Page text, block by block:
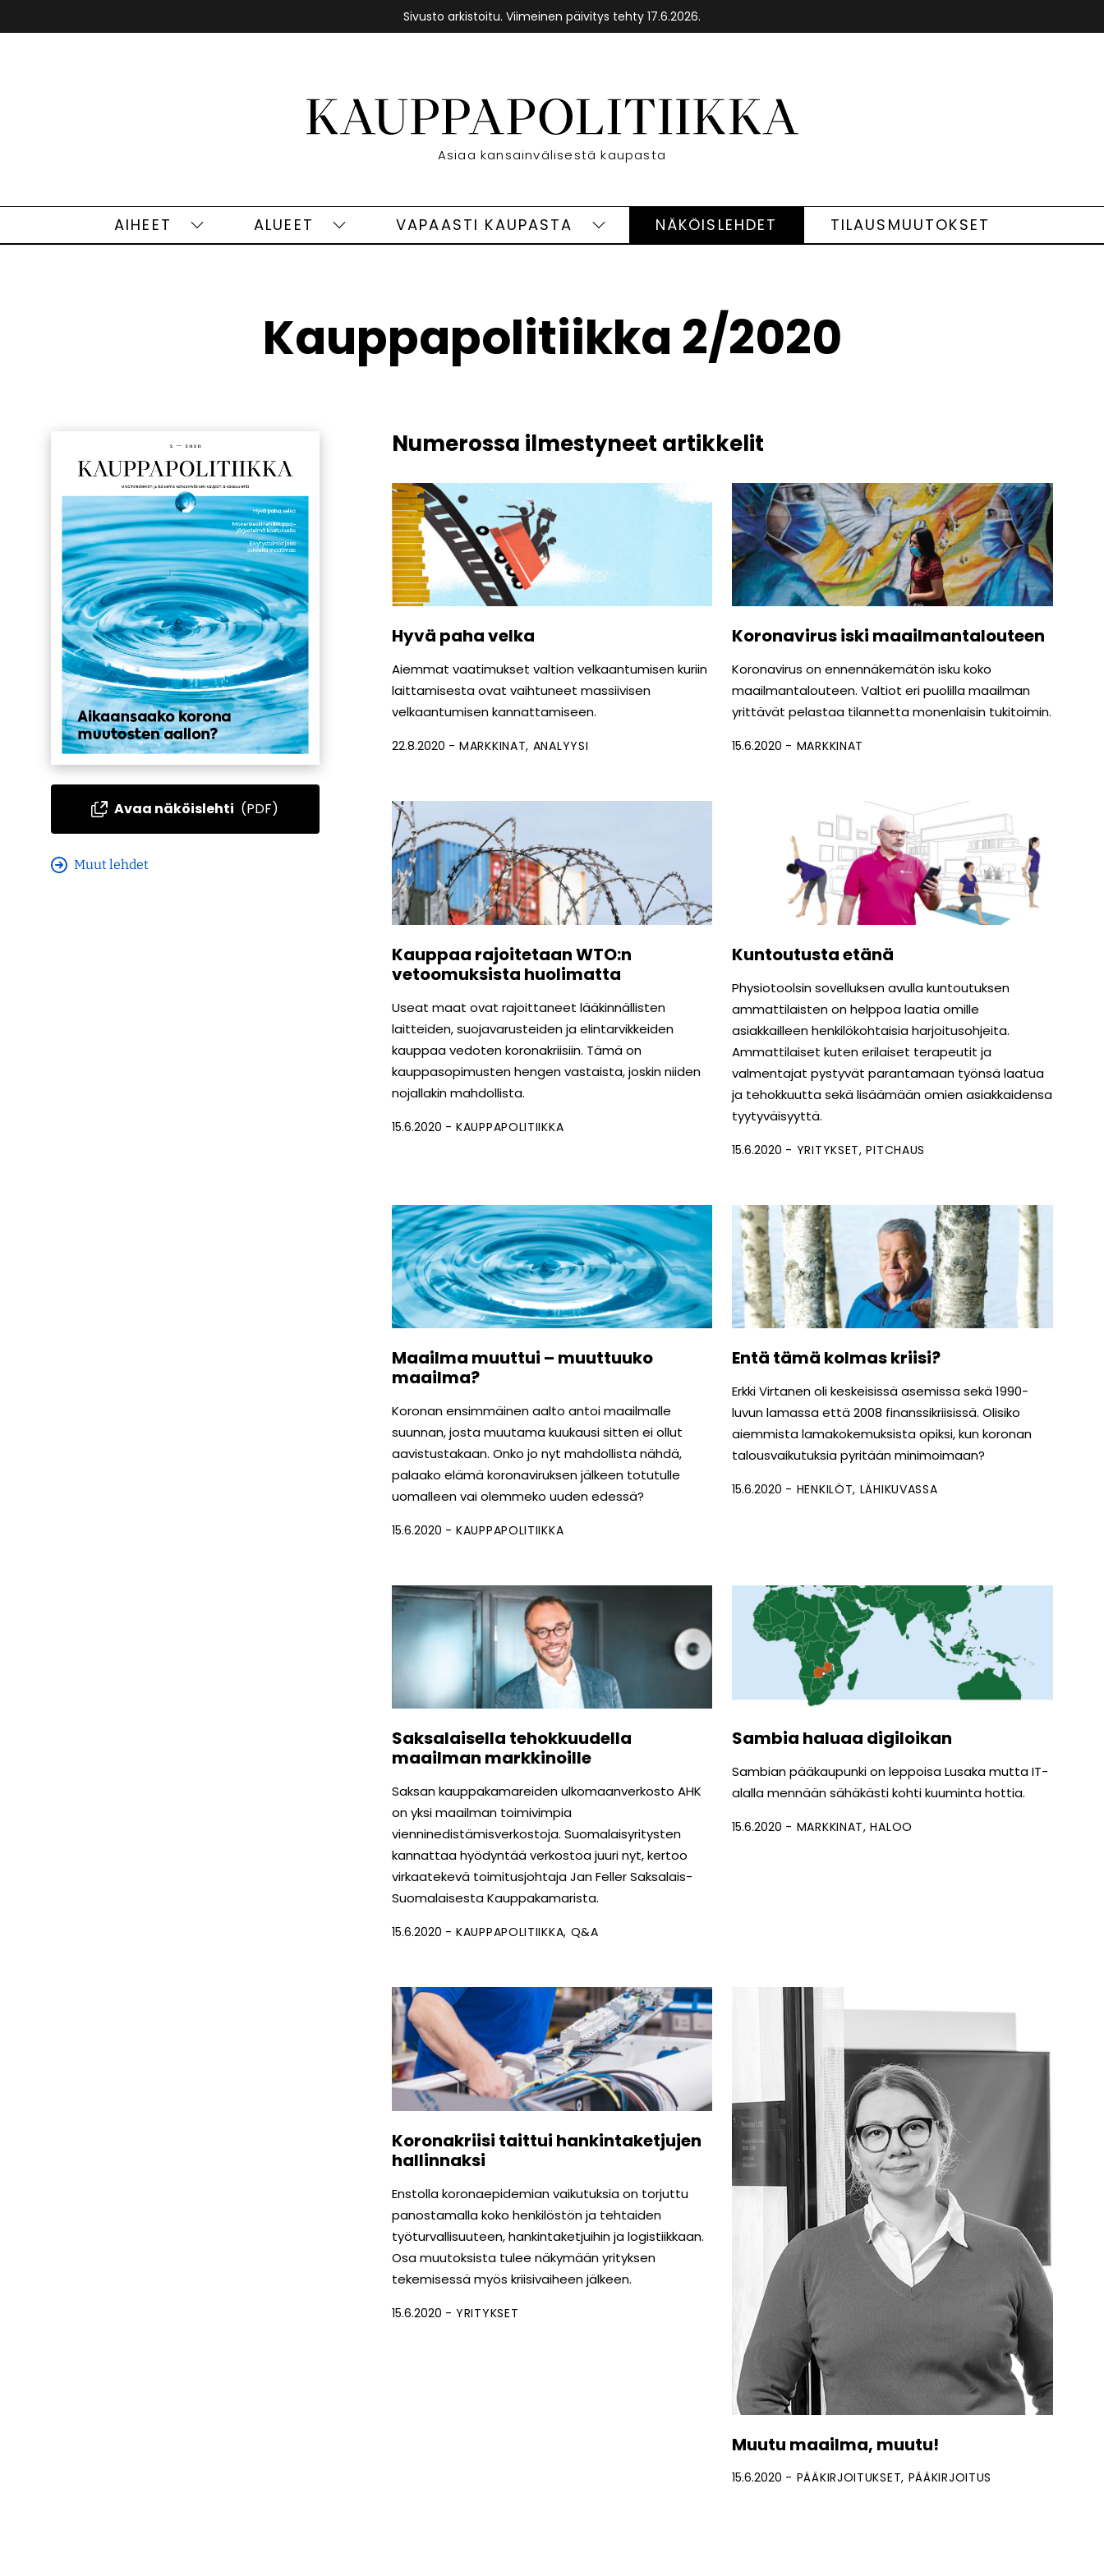
Sivusto arkistoitu. Viimeinen päivitys tehty 17.6.2026.
Etusivu
Asiaa kansainvälisestä kaupasta
AIHEET
Aiheet
ALUEET
Alueet
VAPAASTI KAUPASTA
VapaastiNÄKÖISLEHDET TILAUSMUUTOKSET
Kauppapolitiikka 2/2020
Avaa näköislehti (PDF)
Muut lehdet
Numerossa ilmestyneet artikkelit
Hyvä paha velka
Aiemmat vaatimukset valtion velkaantumisen kuriin
laittamisesta ovat vaihtuneet massiivisen
velkaantumisen kannattamiseen.
22.8.2020 MARKKINAT ANALYYSI
Koronavirus iski maailmantalouteen
Koronavirus on ennennäkemätön isku koko
maailmantalouteen. Valtiot eri puolilla maailman
yrittävät pelastaa tilannetta monenlaisin tukitoimin.
15.6.2020 MARKKINAT
Kauppaa rajoitetaan WTO:n
vetoomuksista huolimatta
Useat maat ovat rajoittaneet lääkinnällisten
laitteiden, suojavarusteiden ja elintarvikkeiden
kauppaa vedoten koronakriisiin. Tämä on
kauppasopimusten hengen vastaista, joskin niiden
nojallakin mahdollista.
15.6.2020 KAUPPAPOLITIIKKA
Kuntoutusta etänä
Physiotoolsin sovelluksen avulla kuntoutuksen
ammattilaisten on helppoa laatia omille
asiakkailleen henkilökohtaisia harjoitusohjeita.
Ammattilaiset kuten erilaiset terapeutit ja
valmentajat pystyvät parantamaan työnsä laatua
ja tehokkuutta sekä lisäämään omien asiakkaidensa
tyytyväisyyttä.
15.6.2020 YRITYKSET PITCHAUS
Maailma muuttui – muuttuuko
maailma?
Koronan ensimmäinen aalto antoi maailmalle
suunnan, josta muutama kuukausi sitten ei ollut
aavistustakaan. Onko jo nyt mahdollista nähdä,
palaako elämä koronaviruksen jälkeen totutulle
uomalleen vai olemmeko uuden edessä?
15.6.2020 KAUPPAPOLITIIKKA
Entä tämä kolmas kriisi?
Erkki Virtanen oli keskeisissä asemissa sekä 1990-
luvun lamassa että 2008 finanssikriisissä. Olisiko
aiemmista lamakokemuksista opiksi, kun koronan
talousvaikutuksia pyritään minimoimaan?
15.6.2020 HENKILÖT LÄHIKUVASSA
Saksalaisella tehokkuudella
maailman markkinoille
Saksan kauppakamareiden ulkomaanverkosto AHK
on yksi maailman toimivimpia
vienninedistämisverkostoja. Suomalaisyritysten
kannattaa hyödyntää verkostoa juuri nyt, kertoo
virkaatekevä toimitusjohtaja Jan Feller Saksalais-
Suomalaisesta Kauppakamarista.
15.6.2020 KAUPPAPOLITIIKKA Q&A
Sambia haluaa digiloikan
Sambian pääkaupunki on leppoisa Lusaka mutta IT-
alalla mennään sähäkästi kohti kuuminta hottia.
15.6.2020 MARKKINAT HALOO
Koronakriisi taittui hankintaketjujen
hallinnaksi
Enstolla koronaepidemian vaikutuksia on torjuttu
panostamalla koko henkilöstön ja tehtaiden
työturvallisuuteen, hankintaketjuihin ja logistiikkaan.
Osa muutoksista tulee näkymään yrityksen
tekemisessä myös kriisivaiheen jälkeen.
15.6.2020 YRITYKSET
Muutu maailma, muutu!
15.6.2020 PÄÄKIRJOITUKSET PÄÄKIRJOITUS